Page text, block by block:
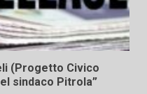
(Progetto Civico
sindaco Pitrola”